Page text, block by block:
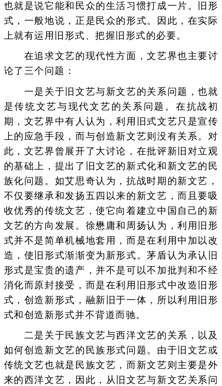
也就是说它能和民众的生活习惯打成一片。旧形
式，一般地说，正是民众的形式。因此，在实际
上就有运用旧形式、把握旧形式的必要。
在追求文艺的现代性方面，文艺界也主要讨
论了三个问题：
一是关于旧文艺与新文艺的关系问题，也就
是传统文艺与现代文艺的关系问题。在抗战初
期，文艺界中有人认为，利用旧式文艺只是宣传
上的应急手段，而与创造新文艺则没有关系。对
此，文艺界曾展开了大讨论，在批评新旧对立观
的基础上，提出了旧文艺的新式化和新文艺的民
族化问题。如艾思奇认为，抗战时期的新文艺，
不仅要继承和发扬五四以来的新文艺，而且要吸
收优秀的传统文艺，使它向着建立中国自己的新
文艺的方向发展。徐懋庸和周扬认为，利用旧形
式并不是简单机械地套用，而是在利用中加以改
造，使旧形式渐渐变为新形式。茅盾认为承认旧
形式是宝贵的遗产，并不是可以不加批判和不经
消化而原封接受，而是在利用旧形式中改造旧形
式，创造新形式，融新旧于一体，所以利用旧形
式和创造新形式并不背道而驰。
二是关于民族文艺与西洋文艺的关系，以及
如何创造新文艺的民族形式问题。由于旧文艺或
传统文艺也就是民族文艺，而新文艺则主要是外
来的西洋文艺，因此，从旧文艺与新文艺关系问